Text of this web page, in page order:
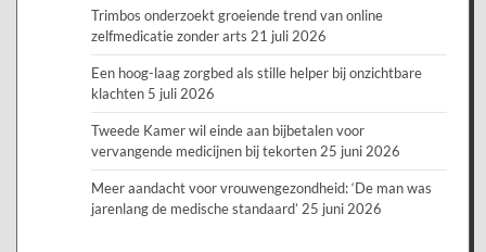
Trimbos onderzoekt groeiende trend van online
zelfmedicatie zonder arts 21 juli 2026
Een hoog-laag zorgbed als stille helper bij onzichtbare
klachten 5 juli 2026
Tweede Kamer wil einde aan bijbetalen voor
vervangende medicijnen bij tekorten 25 juni 2026
Meer aandacht voor vrouwengezondheid: ‘De man was
jarenlang de medische standaard’ 25 juni 2026